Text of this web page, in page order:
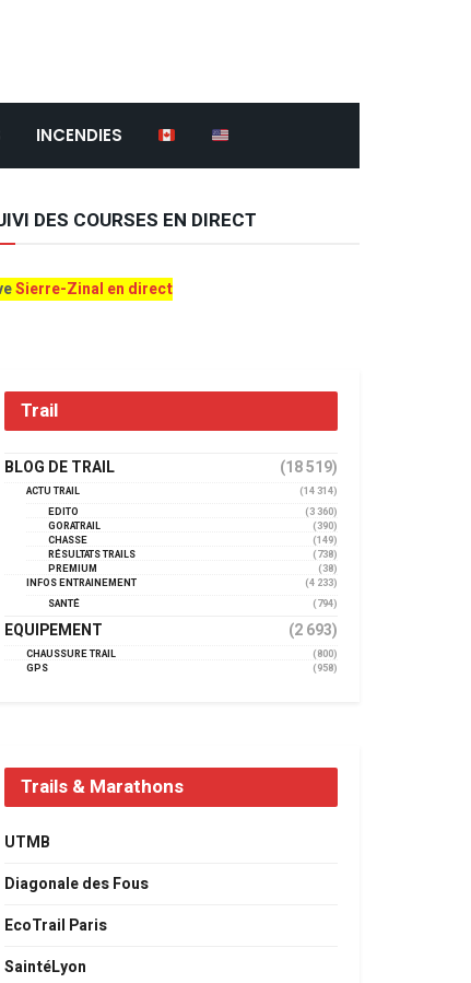
INCENDIES
DES COURSES EN DIRECT
Sierre-Zinal en direct
Trail
BLOG DE TRAIL (18 519)
ACTU TRAIL
(14 314)
EDITO
(3 360)
GORATRAIL
(390)
CHASSE
(149)
RÉSULTATS TRAILS
(738)
PREMIUM
(38)
INFOS ENTRAINEMENT
(4 233)
SANTÉ
(794)
EQUIPEMENT (2 693)
CHAUSSURE TRAIL
(800)
GPS
(958)
Trails & Marathons
UTMB
Diagonale des Fous
EcoTrail Paris
SaintéLyon